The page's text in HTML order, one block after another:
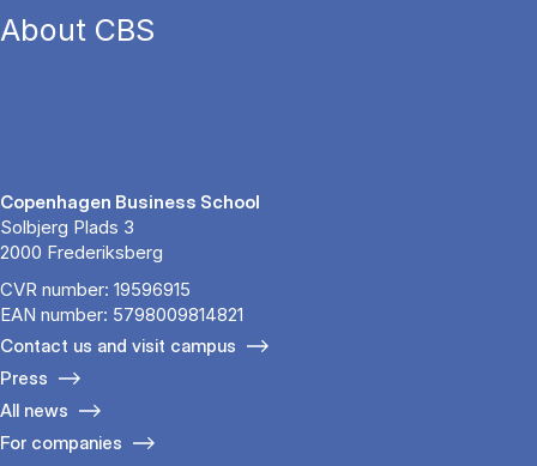
About CBS
Copenhagen Business School
Solbjerg Plads 3
2000 Frederiksberg
CVR number: 19596915
EAN number: 5798009814821
Contact us and visit campus
Press
All news
For companies